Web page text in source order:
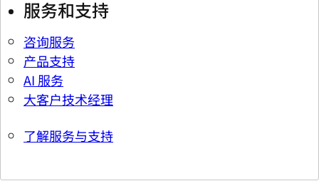
服务和支持
咨询服务
产品支持
AI 服务
大客户技术经理
了解服务与支持